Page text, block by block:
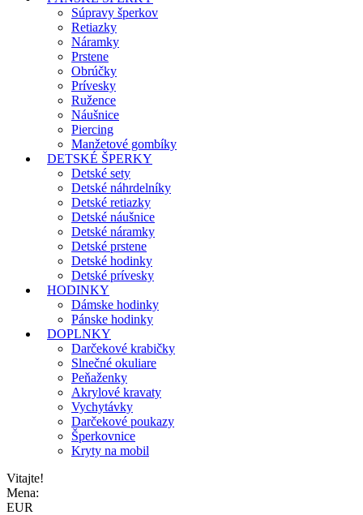
Súpravy šperkov
Retiazky
Náramky
Prstene
Obrúčky
Prívesky
Ružence
Náušnice
Piercing
Manžetové gombíky
DETSKÉ ŠPERKY
Detské sety
Detské náhrdelníky
Detské retiazky
Detské náušnice
Detské náramky
Detské prstene
Detské hodinky
Detské prívesky
HODINKY
Dámske hodinky
Pánske hodinky
DOPLNKY
Darčekové krabičky
Slnečné okuliare
Peňaženky
Akrylové kravaty
Vychytávky
Darčekové poukazy
Šperkovnice
Kryty na mobil
Vitajte!
Mena:
EUR